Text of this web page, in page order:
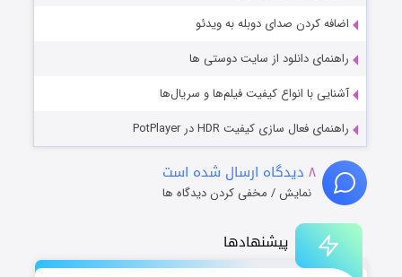
پیشنهادها
اضافه کردن صدای دوبله به ویدئو
راهنمای دانلود از سایت دوستی ها
آشنایی با انواع کیفیت فیلم‌ها و سریال‌ها
راهنمای فعال سازی کیفیت HDR در PotPlayer
۸ دیدگاه ارسال شده است
نمایش / مخفی کردن دیدگاه ها